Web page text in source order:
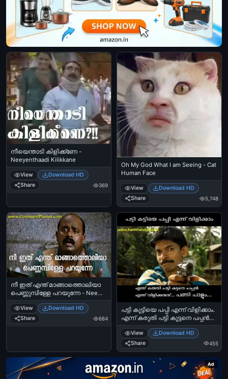
നീയെന്താടി കിളിക്ക്ണേ -
Neeyenthaadi Kilikkane
View
Download HD
Share
369
Oh My God What I am Seeing - Cat
Human Face
View
Download HD
Share
5,748
നീ ഇത് എന്ത് മാങ്ങാത്തൊലിയാ
പെണ്ണുമ്പിള്ളേ പറയുന്നേ - Nee
ithu enthu mangatholiya
pennumbille parayunne - മാങ്ങ
തൊലി - Manga tholi - കലാഭവന്‍
ഷാജോണ്‍ - Kalabhavan Shajon
View
Download HD
Share
684
പട്ടി കുട്ടിയെ പപ്പി എന്ന് വിളിക്കാം.
എന്ന് കരുതി പട്ടി കുട്ടനെ പപ്പന്‍
എന്ന്‍ വിളിക്കരുത്. പണി പാളും
മോനേ - സുപ്പര്‍ സ്റ്റാര്‍ സന്തോഷ്‌
പണ്ഡിറ്റ്‌ - Patti Kuttiye Puppy
Ennu Vilikkam. Ennu Karuthi Patti
Kuttane Pappan Ennu Vilikkaruth.
Pani Paalum Mone - Super Star
Santhosh Pandit
View
Download HD
Share
455
Ad